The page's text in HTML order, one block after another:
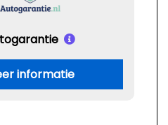
informatie